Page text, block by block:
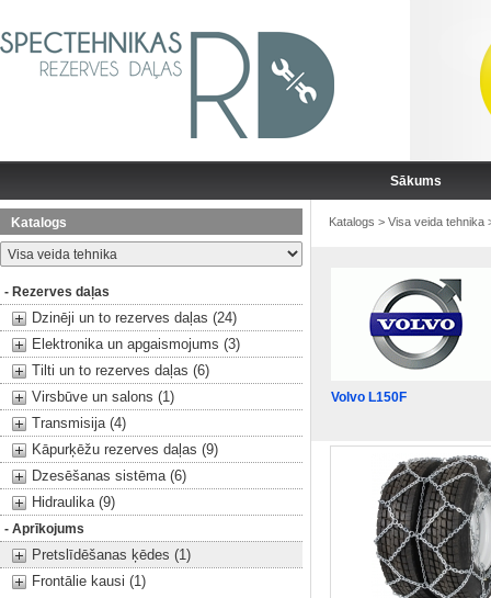
Sākums
Katalogs
- Rezerves daļas
Dzinēji un to rezerves daļas (24)
Elektronika un apgaismojums (3)
Tilti un to rezerves daļas (6)
Virsbūve un salons (1)
Transmisija (4)
Kāpurķēžu rezerves daļas (9)
Dzesēšanas sistēma (6)
Hidraulika (9)
- Aprīkojums
Pretslīdēšanas ķēdes (1)
Frontālie kausi (1)
Katalogs > Visa veida tehnika
Volvo L150F